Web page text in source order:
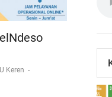
Keren -